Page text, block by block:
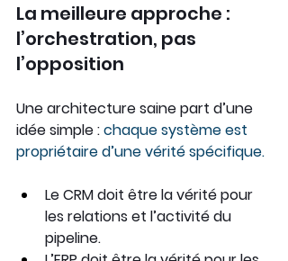
La meilleure approche :
l’orchestration, pas
l’opposition
Une architecture saine part d’une
idée simple : chaque système est
propriétaire d’une vérité spécifique.
Le CRM doit être la vérité pour
les relations et l’activité du
pipeline.